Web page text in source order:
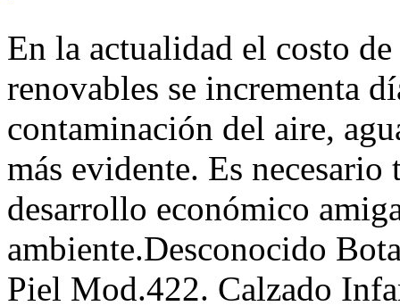
En la actualidad el costo
renovables se incrementa
contaminación del aire,
más evidente. Es
desarrollo económico
ambiente.Desconocido
Piel Mod.422. Calzado